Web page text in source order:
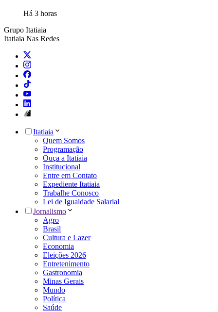
Há 3 horas
Grupo Itatiaia
Itatiaia Nas Redes
Itatiaia
Quem Somos
Programação
Ouça a Itatiaia
Institucional
Entre em Contato
Expediente Itatiaia
Trabalhe Conosco
Lei de Igualdade Salarial
Jornalismo
Agro
Brasil
Cultura e Lazer
Economia
Eleições 2026
Entretenimento
Gastronomia
Minas Gerais
Mundo
Política
Saúde